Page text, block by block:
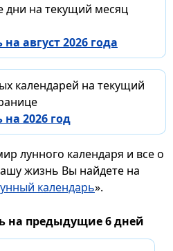
на текущий месяц
август 2026 года
календарей на текущий
2026 год
лунного календаря и все о
жизнь Вы найдете на
календарь».
на предыдущие 6 дней